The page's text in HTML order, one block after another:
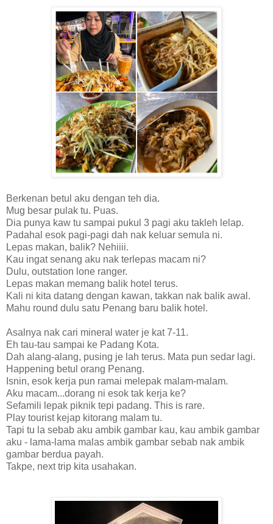
Berkenan betul aku dengan teh dia.
Mug besar pulak tu. Puas.
Dia punya kaw tu sampai pukul 3 pagi aku takleh lelap.
Padahal esok pagi-pagi dah nak keluar semula ni.
Lepas makan, balik? Nehiiii.
Kau ingat senang aku nak terlepas macam ni?
Dulu, outstation lone ranger.
Lepas makan memang balik hotel terus.
Kali ni kita datang dengan kawan, takkan nak balik awal.
Mahu round dulu satu Penang baru balik hotel.
Asalnya nak cari mineral water je kat 7-11.
Eh tau-tau sampai ke Padang Kota.
Dah alang-alang, pusing je lah terus. Mata pun sedar lagi.
Happening betul orang Penang.
Isnin, esok kerja pun ramai melepak malam-malam.
Aku macam...dorang ni esok tak kerja ke?
Sefamili lepak piknik tepi padang. This is rare.
Play tourist kejap kitorang malam tu.
Tapi tu la sebab aku ambik gambar kau, kau ambik gambar
aku - lama-lama malas ambik gambar sebab nak ambik
gambar berdua payah.
Takpe, next trip kita usahakan.